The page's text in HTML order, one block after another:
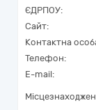
ЄДРПОУ:
Сайт:
Контактна
Телефон:
E-mail: